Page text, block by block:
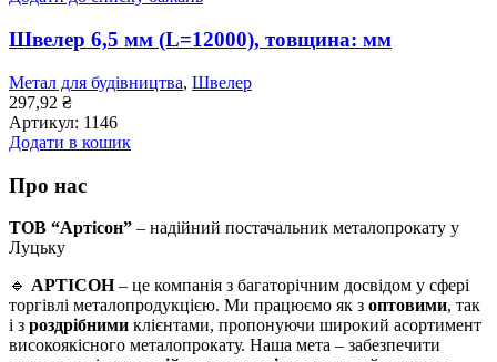
Швелер 6,5 мм (L=12000), товщина: мм
Метал для будівництва, Швелер
297,92 ₴
Артикул: 1146
Додати в кошик
Про нас
ТОВ “Артісон” – надійний постачальник металопрокату у
Луцьку
🔹 АРТІСОН– це компанія з багаторічним досвідом у сфері
торгівлі металопродукцією. Ми працюємо як з оптовими, так
і з роздрібними клієнтами, пропонуючи широкий асортимент
високоякісного металопрокату. Наша мета – забезпечити